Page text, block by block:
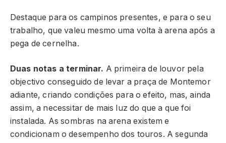
Destaque para os campinos presentes, e para o seu
trabalho, que valeu mesmo uma volta à arena após a
pega de cernelha.
Duas notas a terminar. A primeira de louvor pela
objectivo conseguido de levar a praça de Montemor
adiante, criando condições para o efeito, mas, ainda
assim, a necessitar de mais luz do que a que foi
instalada. As sombras na arena existem e
condicionam o desempenho dos touros. A segunda